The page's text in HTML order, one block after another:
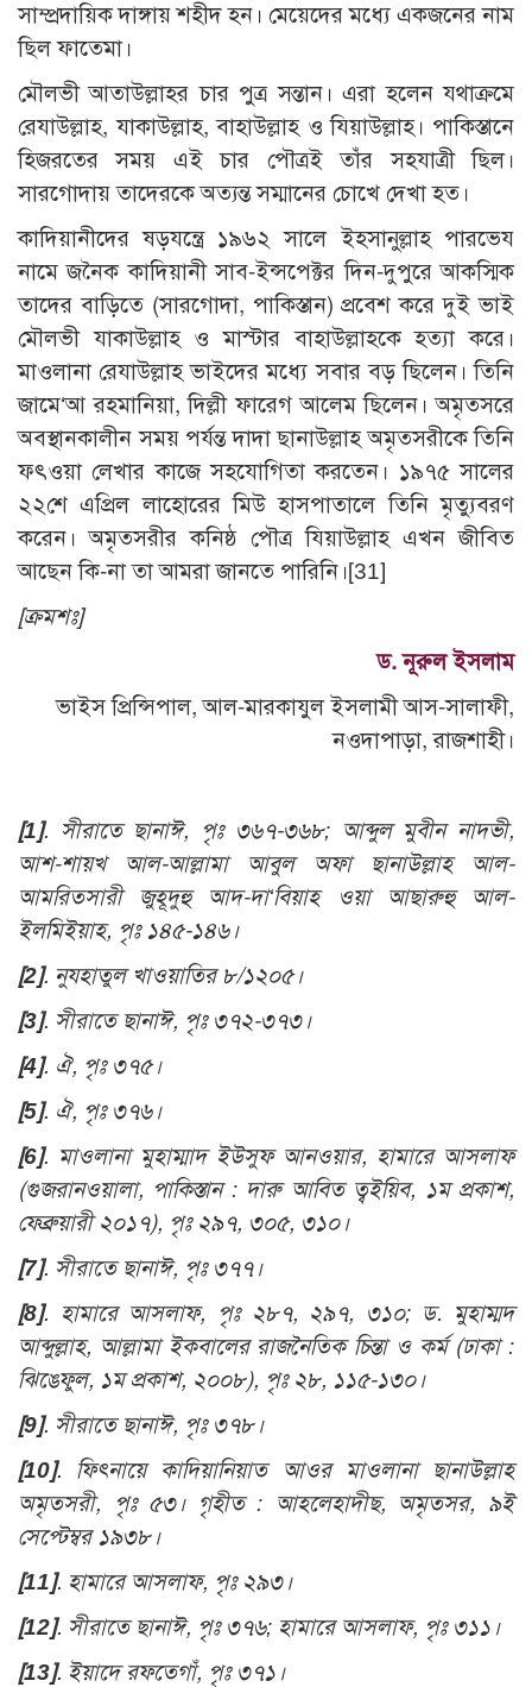
সাম্প্রদায়িক দাঙ্গায় শহীদ হন। মেয়েদের মধ্যে একজনের নাম
ছিল ফাতেমা।
মৌলভী আতাউল্লাহর চার পুত্র সন্তান। এরা হলেন যথাক্রমে
রেযাউল্লাহ, যাকাউল্লাহ, বাহাউল্লাহ ও যিয়াউল্লাহ। পাকিস্তানে
হিজরতের সময় এই চার পৌত্রই তাঁর সহযাত্রী ছিল।
সারগোদায় তাদেরকে অত্যন্ত সম্মানের চোখে দেখা হত।
কাদিয়ানীদের ষড়যন্ত্রে ১৯৬২ সালে ইহসানুল্লাহ পারভেয
নামে জনৈক কাদিয়ানী সাব-ইন্সপেক্টর দিন-দুপুরে আকস্মিক
তাদের বাড়িতে (সারগোদা, পাকিস্তান) প্রবেশ করে দুই ভাই
মৌলভী যাকাউল্লাহ ও মাস্টার বাহাউল্লাহকে হত্যা করে।
মাওলানা রেযাউল্লাহ ভাইদের মধ্যে সবার বড় ছিলেন। তিনি
জামে‘আ রহমানিয়া, দিল্লী ফারেগ আলেম ছিলেন। অমৃতসরে
অবস্থানকালীন সময় পর্যন্ত দাদা ছানাউল্লাহ অমৃতসরীকে তিনি
ফৎওয়া লেখার কাজে সহযোগিতা করতেন। ১৯৭৫ সালের
২২শে এপ্রিল লাহোরের মিউ হাসপাতালে তিনি মৃত্যুবরণ
করেন। অমৃতসরীর কনিষ্ঠ পৌত্র যিয়াউল্লাহ এখন জীবিত
আছেন কি-না তা আমরা জানতে পারিনি।[31]
[ক্রমশঃ]
ড. নূরুল ইসলাম
ভাইস প্রিন্সিপাল, আল-মারকাযুল ইসলামী আস-সালাফী,
নওদাপাড়া, রাজশাহী।
[1]. সীরাতে ছানাঈ, পৃঃ ৩৬৭-৩৬৮; আব্দুল মুবীন নাদভী,
আশ-শায়খ আল-আল্লামা আবুল অফা ছানাউল্লাহ আল-
আমরিতসারী জুহূদুহু আদ-দা‘বিয়াহ ওয়া আছারুহু আল-
ইলমিইয়াহ, পৃঃ ১৪৫-১৪৬।
[2]. নুযহাতুল খাওয়াতির ৮/১২০৫।
[3]. সীরাতে ছানাঈ, পৃঃ ৩৭২-৩৭৩।
[4]. ঐ, পৃঃ ৩৭৫।
[5]. ঐ, পৃঃ ৩৭৬।
[6]. মাওলানা মুহাম্মাদ ইউসুফ আনওয়ার, হামারে আসলাফ
(গুজরানওয়ালা, পাকিস্তান : দারু আবিত ত্বইয়িব, ১ম প্রকাশ,
ফেব্রুয়ারী ২০১৭), পৃঃ ২৯৭, ৩০৫, ৩১০।
[7]. সীরাতে ছানাঈ, পৃঃ ৩৭৭।
[8]. হামারে আসলাফ, পৃঃ ২৮৭, ২৯৭, ৩১০; ড. মুহাম্মদ
আব্দুল্লাহ, আল্লামা ইকবালের রাজনৈতিক চিন্তা ও কর্ম (ঢাকা :
ঝিঙেফুল, ১ম প্রকাশ, ২০০৮), পৃঃ ২৮, ১১৫-১৩০।
[9]. সীরাতে ছানাঈ, পৃঃ ৩৭৮।
[10]. ফিৎনায়ে কাদিয়ানিয়াত আওর মাওলানা ছানাউল্লাহ
অমৃতসরী, পৃঃ ৫৩। গৃহীত : আহলেহাদীছ, অমৃতসর, ৯ই
সেপ্টেম্বর ১৯৩৮।
[11]. হামারে আসলাফ, পৃঃ ২৯৩।
[12]. সীরাতে ছানাঈ, পৃঃ ৩৭৬; হামারে আসলাফ, পৃঃ ৩১১ ।
[13]. ইয়াদে রফতেগাঁ, পৃঃ ৩৭১ ।